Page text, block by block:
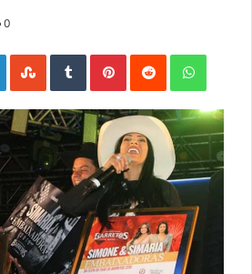
0
LinkedIn StumbleUpon Tumblr Pinterest Reddit